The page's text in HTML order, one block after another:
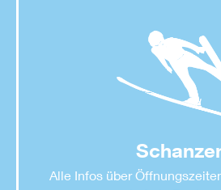
Alle Infos über